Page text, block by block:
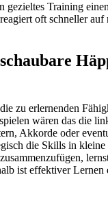
gezieltes Training
oft schneller auf
zu erlernenden
wären das die
Akkorde oder
die Skills in
ist effektiver